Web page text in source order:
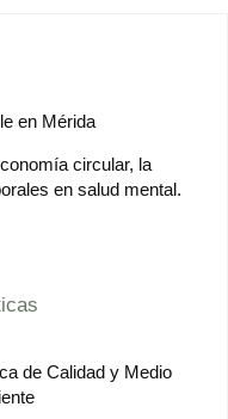
en Mérida
circular, la
en salud mental.
de Calidad y Medio